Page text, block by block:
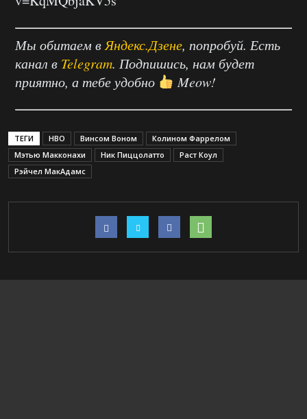
Мы обитаем вЯндекс.Дзене, попробуй. Есть
канал в Telegram. Подпишись, нам будет
приятно, а тебе удобно
Meow!
ТЕГИ HBO Винсом Воном
Колином Фаррелом
Мэтью Макконахи
Ник Пиццолатто
Раст Коул
Рэйчел МакАдамс